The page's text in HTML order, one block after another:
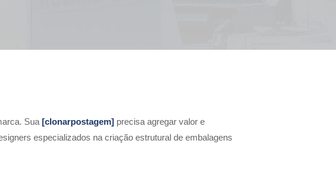
Sua [clonarpostagem]precisa agregar valor e
especializados na criação estrutural de embalagens